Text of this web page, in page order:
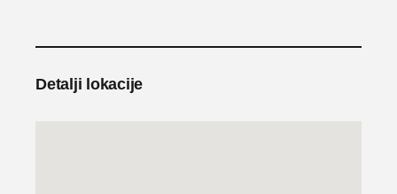
Detalji lokacije